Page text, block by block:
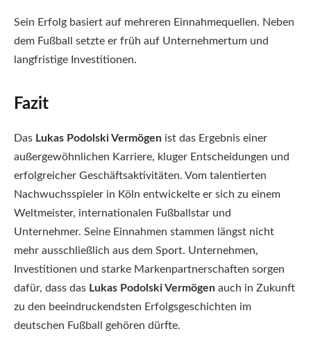
Sein Erfolg basiert auf mehreren Einnahmequellen. Neben
dem Fußball setzte er früh auf Unternehmertum und
langfristige Investitionen.
Fazit
Das Lukas Podolski Vermögen ist das Ergebnis einer
außergewöhnlichen Karriere, kluger Entscheidungen und
erfolgreicher Geschäftsaktivitäten. Vom talentierten
Nachwuchsspieler in Köln entwickelte er sich zu einem
Weltmeister, internationalen Fußballstar und
Unternehmer. Seine Einnahmen stammen längst nicht
mehr ausschließlich aus dem Sport. Unternehmen,
Investitionen und starke Markenpartnerschaften sorgen
dafür, dass das Lukas Podolski Vermögen auch in Zukunft
zu den beeindruckendsten Erfolgsgeschichten im
deutschen Fußball gehören dürfte.